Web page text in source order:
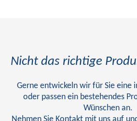
Nicht das richtige
Gerne entwickeln wir für Sie eine
oder passen ein bestehendes
Wünschen an.